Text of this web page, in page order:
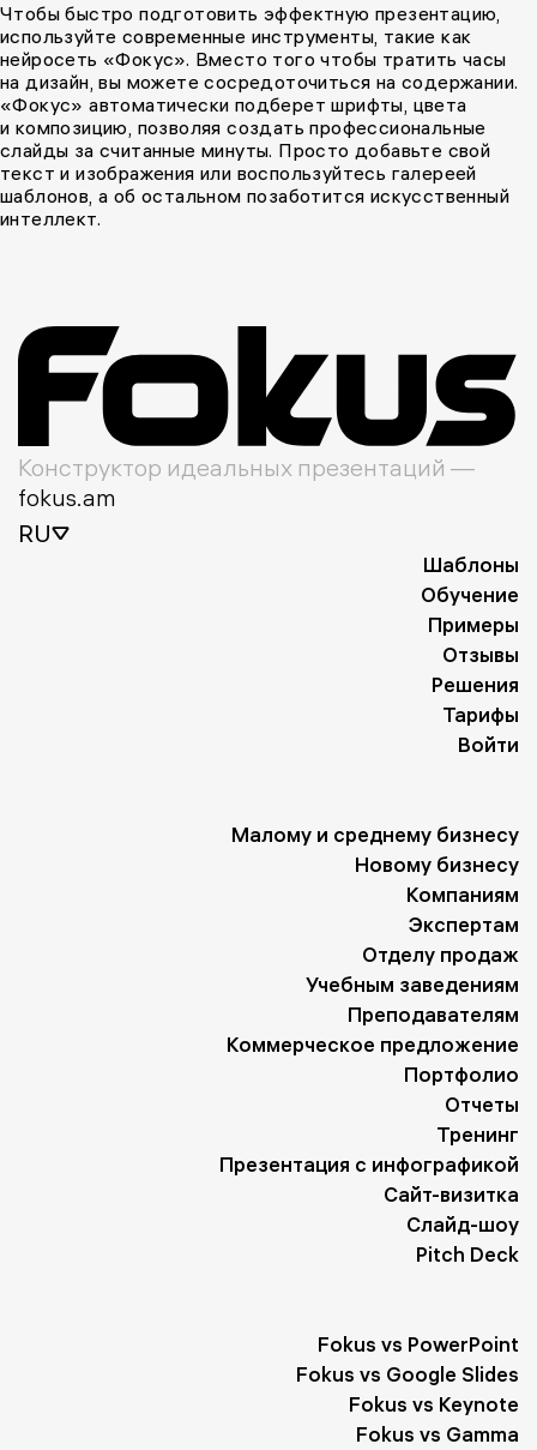
Чтобы быстро подготовить эффектную презентацию,
используйте современные инструменты, такие как
нейросеть «Фокус». Вместо того чтобы тратить часы
на дизайн, вы можете сосредоточиться на содержании.
«Фокус» автоматически подберет шрифты, цвета
и композицию, позволяя создать профессиональные
слайды за считанные минуты. Просто добавьте свой
текст и изображения или воспользуйтесь галереей
шаблонов, а об остальном позаботится искусственный
интеллект.
Конструктор идеальных презентаций —
fokus.am
RU
Шаблоны
Обучение
Примеры
Отзывы
Решения
Тарифы
Войти
Малому и среднему бизнесу
Новому бизнесу
Компаниям
Экспертам
Отделу продаж
Учебным заведениям
Преподавателям
Коммерческое предложение
Портфолио
Отчеты
Тренинг
Презентация с инфографикой
Сайт-визитка
Слайд-шоу
Pitch Deck
Fokus vs PowerPoint
Fokus vs Google Slides
Fokus vs Keynote
Fokus vs Gamma